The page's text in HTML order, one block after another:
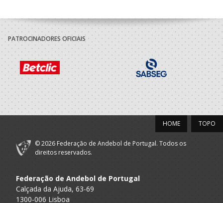
PATROCINADORES OFICIAIS
TOPO
HOME
© 2026 Federação de Andebol de Portugal. Todos os
direitos reservados.
Federação de Andebol de Portugal
Calçada da Ajuda, 63-69
1300-006 Lisboa